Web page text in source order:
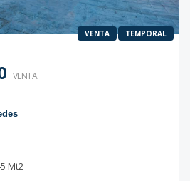
VENTA TEMPORAL
VENTA
Mt2